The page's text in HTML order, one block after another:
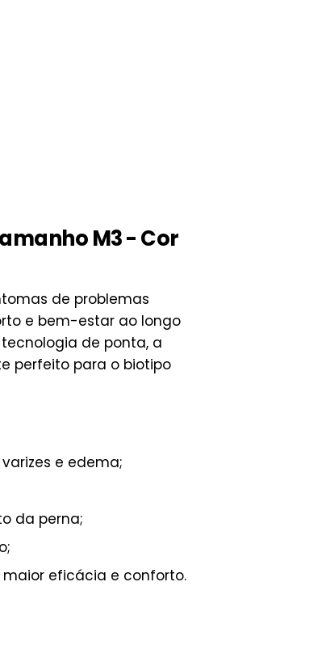
M3 - Cor
de problemas
e bem-estar ao longo
de ponta, a
perfeito para o biotipo
e edema;
da perna;
eficácia e conforto.